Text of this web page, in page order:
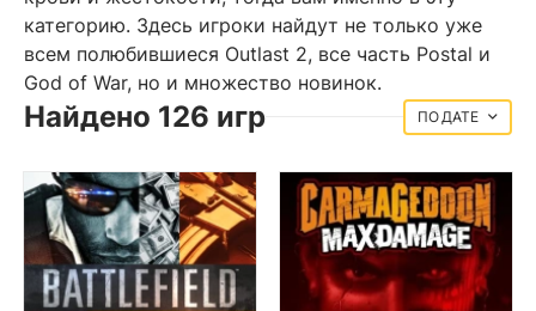
категорию. Здесь игроки найдут не только уже
всем полюбившиеся Outlast 2, все часть Postal и
God of War, но и множество новинок.
Найдено 126 игр ДАТЕ